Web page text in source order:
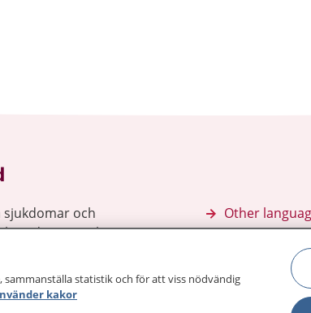
sjukdomar och
läsa din journal
för
Other
Lättläst
statistik och för att viss nödvändig
kakor